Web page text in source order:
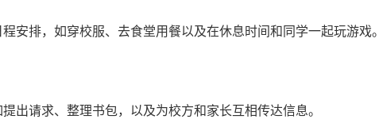
排，如穿校服、去食堂用餐以及在休息时间和同学一起玩游戏。
请求、整理书包，以及为校方和家长互相传达信息。